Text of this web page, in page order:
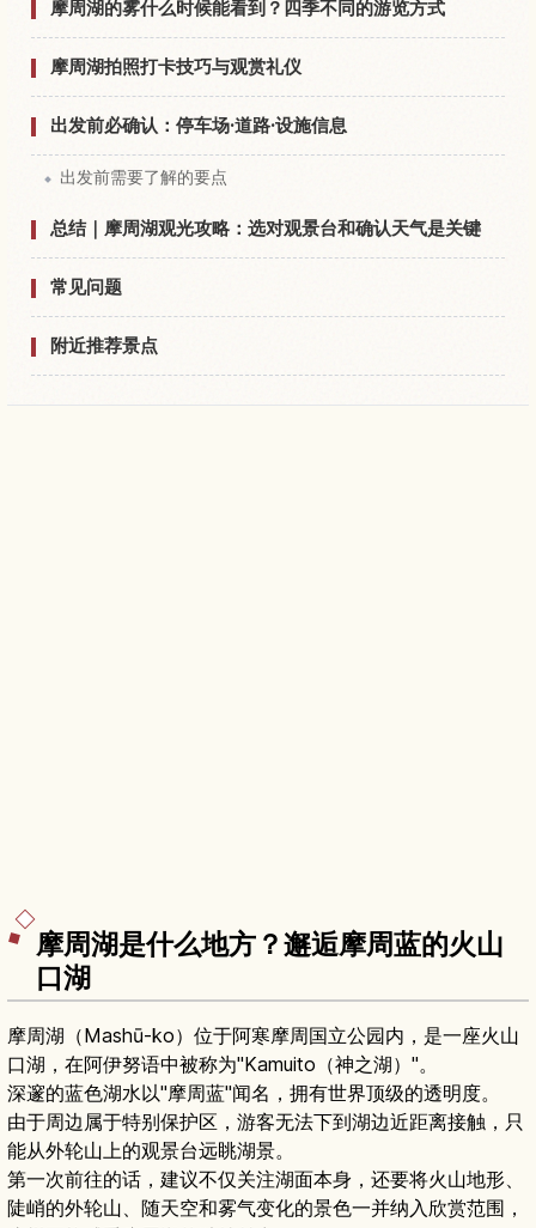
摩周湖的雾什么时候能看到？四季不同的游览方式
摩周湖拍照打卡技巧与观赏礼仪
出发前必确认：停车场·道路·设施信息
出发前需要了解的要点
总结｜摩周湖观光攻略：选对观景台和确认天气是关键
常见问题
附近推荐景点
摩周湖是什么地方？邂逅摩周蓝的火山
口湖
摩周湖（Mashū-ko）位于阿寒摩周国立公园内，是一座火山
口湖，在阿伊努语中被称为"Kamuito（神之湖）"。
深邃的蓝色湖水以"摩周蓝"闻名，拥有世界顶级的透明度。
由于周边属于特别保护区，游客无法下到湖边近距离接触，只
能从外轮山上的观景台远眺湖景。
第一次前往的话，建议不仅关注湖面本身，还要将火山地形、
陡峭的外轮山、随天空和雾气变化的景色一并纳入欣赏范围，